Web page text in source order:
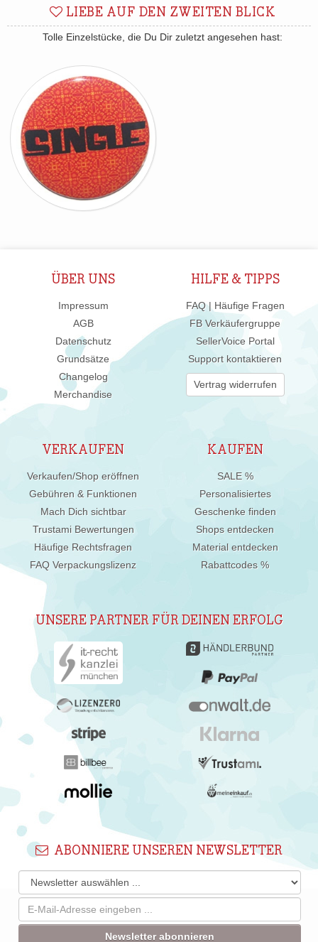
LIEBE AUF DEN ZWEITEN BLICK
Tolle Einzelstücke, die Du Dir zuletzt angesehen hast:
ÜBER UNS
Impressum
AGB
Datenschutz
Grundsätze
Changelog
Merchandise
HILFE & TIPPS
FAQ | Häufige Fragen
FB Verkäufergruppe
SellerVoice Portal
Support kontaktieren
Vertrag widerrufen
VERKAUFEN
Verkaufen/Shop eröffnen
Gebühren & Funktionen
Mach Dich sichtbar
Trustami Bewertungen
Häufige Rechtsfragen
FAQ Verpackungslizenz
KAUFEN
SALE %
Personalisiertes
Geschenke finden
Shops entdecken
Material entdecken
Rabattcodes %
UNSERE PARTNER FÜR DEINEN ERFOLG
ABONNIERE UNSEREN NEWSLETTER
Newsletter abonnieren